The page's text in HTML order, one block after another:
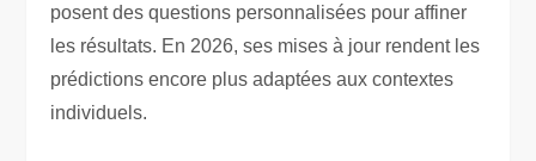
posent des questions personnalisées pour affiner
les résultats. En 2026, ses mises à jour rendent les
prédictions encore plus adaptées aux contextes
individuels.